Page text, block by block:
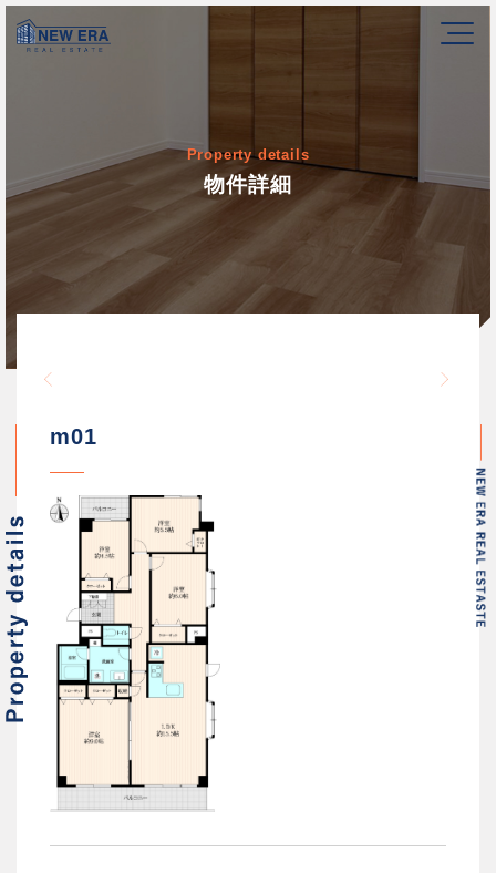
Property details
物件詳細
/home/newerakk/
m01